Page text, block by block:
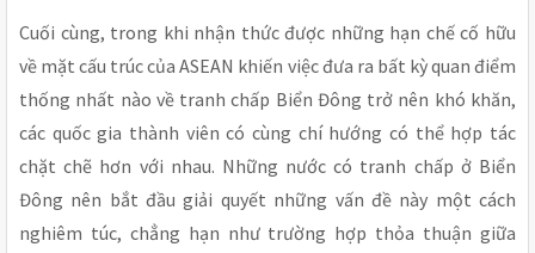
Cuối cùng, trong khi nhận thức được những hạn chế cố hữu
về mặt cấu trúc của ASEAN khiến việc đưa ra bất kỳ quan điểm
thống nhất nào về tranh chấp Biển Đông trở nên khó khăn,
các quốc gia thành viên có cùng chí hướng có thể hợp tác
chặt chẽ hơn với nhau. Những nước có tranh chấp ở Biển
Đông nên bắt đầu giải quyết những vấn đề này một cách
nghiêm túc, chẳng hạn như trường hợp thỏa thuận giữa